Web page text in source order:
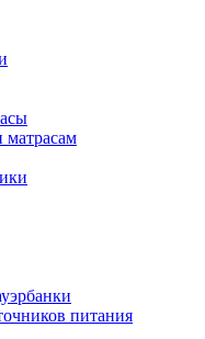
матрасам
питания